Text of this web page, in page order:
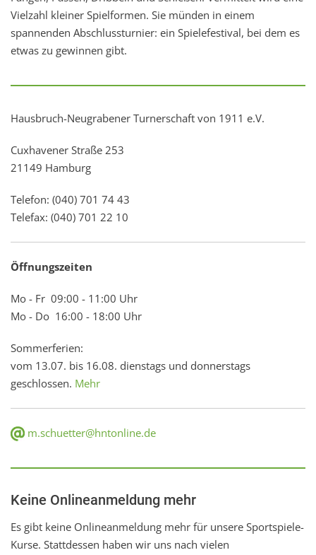
Vielzahl kleiner Spielformen. Sie münden in einem
spannenden Abschlussturnier: ein Spielefestival, bei dem es
etwas zu gewinnen gibt.
Hausbruch-Neugrabener Turnerschaft von 1911 e.V.
Cuxhavener Straße 253
21149 Hamburg
Telefon: (040) 701 74 43
Telefax: (040) 701 22 10
Öffnungszeiten
Mo - Fr 09:00 - 11:00 Uhr
Mo - Do 16:00 - 18:00 Uhr
Sommerferien:
vom 13.07. bis 16.08. dienstags und donnerstags
geschlossen. Mehr
m.schuetter@hntonline.de
Keine Onlineanmeldung mehr
Es gibt keine Onlineanmeldung mehr für unsere Sportspiele-
Kurse. Stattdessen haben wir uns nach vielen